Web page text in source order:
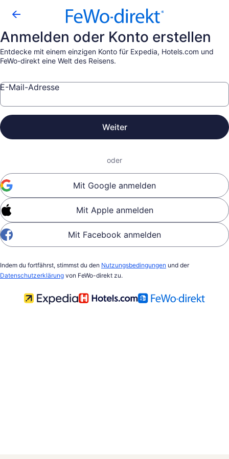
Anmelden oder Konto erstellen
Entdecke mit einem einzigen Konto für Expedia, Hotels.com und
FeWo-direkt eine Welt des Reisens.
E-Mail-Adresse
Weiter
oder
Mit Google anmelden
Mit Apple anmelden
Mit Facebook anmelden
Indem du fortfährst, stimmst du den Nutzungsbedingungen und der
Datenschutzerklärung von FeWo-direkt zu.